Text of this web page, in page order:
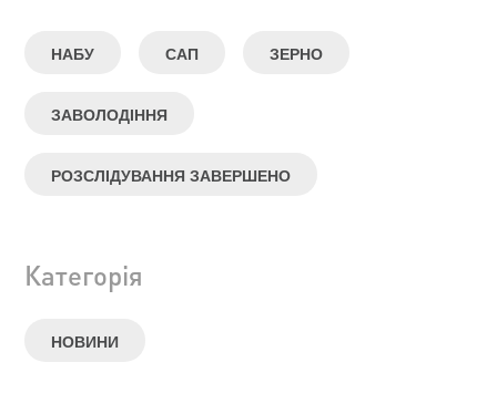
НАБУ САП ЗЕРНО
ЗАВОЛОДІННЯ
РОЗСЛІДУВАННЯ ЗАВЕРШЕНО
Категорія
НОВИНИ